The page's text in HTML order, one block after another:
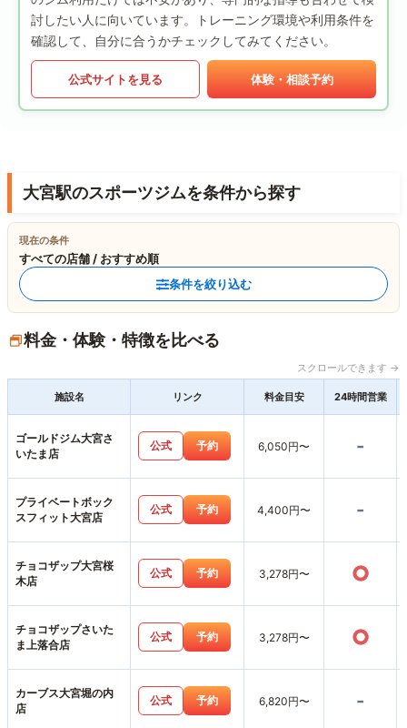
討したい人に向いています。トレーニング環境や利用条件を
確認して、自分に合うかチェックしてみてください。
公式サイトを見る 体験・相談予約
大宮駅のスポーツジムを条件から探す
現在の条件
すべての店舗 / おすすめ順
条件を絞り込む
料金・体験・特徴を比べる
スクロールできます →
施設名 リンク 料金目安 24時間営業
ゴールドジム大宮さ
いたま店
公式 予約 6,050円〜 -
プライベートボック
スフィット大宮店
公式 予約 4,400円〜 -
チョコザップ大宮桜
木店
公式 予約 3,278円〜 ○
チョコザップさいた
ま上落合店
公式 予約 3,278円〜 ○
カーブス大宮堀の内
店
公式 予約 6,820円〜 -